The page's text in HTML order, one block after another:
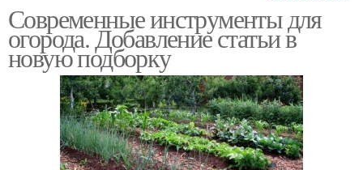
Садовое вёдро
Современные инструменты для
огорода. Добавление статьи в
новую подборку